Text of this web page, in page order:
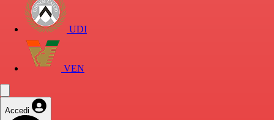
UDI
VEN
Accedi